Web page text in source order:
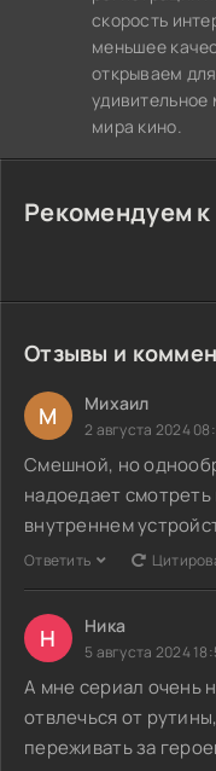
скорость
меньшее
открываем
удивительное
мира кино.
Рекомендуем
Отзывы и
М Михаил
2 августа 2024
Смешной, но
надоедает
внутреннем
Ответить
Н Ника
5 августа 2024
А мне сериал очень
отвлечься от
переживать за